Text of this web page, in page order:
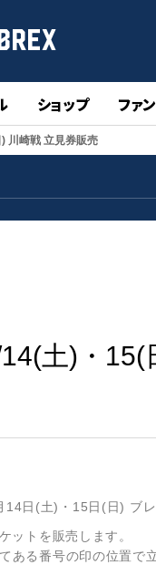
ショップ ファ
川崎戦 立見券販売
土)・
日(土)・15日(日) ブ
ットを販売します。
ある番号の印の位置で